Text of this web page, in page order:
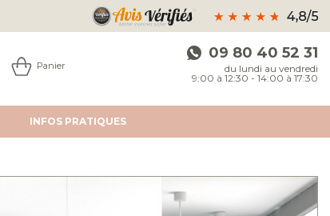
Panier
09 80 40 52 31
du lundi au vendredi
9:00 à 12:30 - 14:00 à 17:30
INFOSPRATIQUES